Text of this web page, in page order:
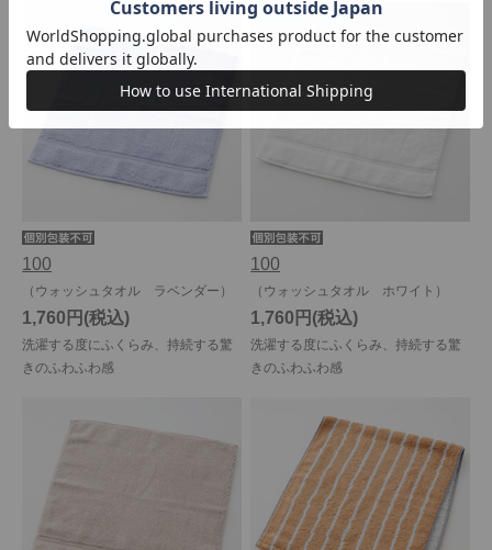
100
（ウォッシュタオル ラベンダー）
洗濯する度にふくらみ、持続する驚
きのふわふわ感
1,760円
100
（ウォッシュタオル ホワイト）
洗濯する度にふくらみ、持続する驚
きのふわふわ感
1,760円